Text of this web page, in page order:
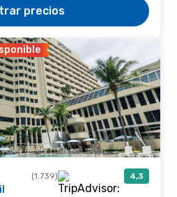
precios
(1.739) 4,3